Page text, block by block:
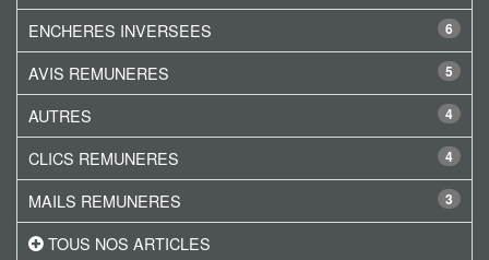
6
ENCHERES INVERSEES
5
AVIS REMUNERES
4
AUTRES
4
CLICS REMUNERES
3
MAILS REMUNERES
TOUS NOS ARTICLES